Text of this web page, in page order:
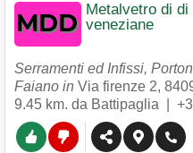
Metalvetro di
veneziane
Serramenti ed Infissi,
Faiano in Via firenze 2,
9.45 km. da Battipaglia |